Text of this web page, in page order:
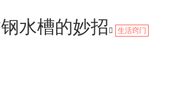
水槽的妙招 生活窍门